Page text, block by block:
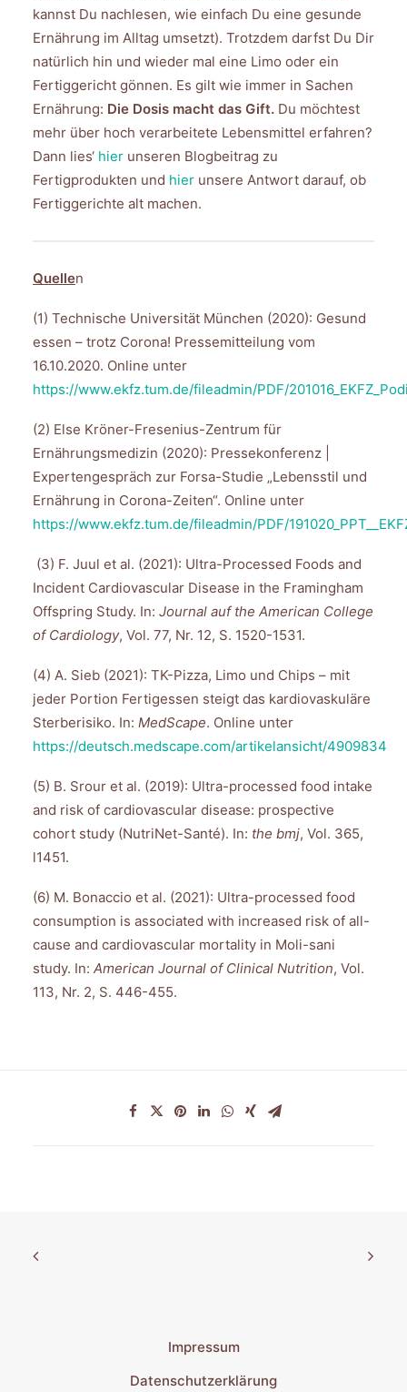
kannst Du nachlesen, wie einfach Du eine gesunde
Ernährung im Alltag umsetzt). Trotzdem darfst Du Dir
natürlich hin und wieder mal eine Limo oder ein
Fertiggericht gönnen. Es gilt wie immer in Sachen
Ernährung: Die Dosis macht das Gift. Du möchtest
mehr über hoch verarbeitete Lebensmittel erfahren?
Dann lies‘ hier unseren Blogbeitrag zu
Fertigprodukten und hier unsere Antwort darauf, ob
Fertiggerichte alt machen.
Quellen
(1) Technische Universität München (2020): Gesund
essen – trotz Corona! Pressemitteilung vom
16.10.2020. Online unter
https://www.ekfz.tum.de/fileadmin/PDF/
(2) Else Kröner-Fresenius-Zentrum für
Ernährungsmedizin (2020): Pressekonferenz |
Expertengespräch zur Forsa-Studie „Lebensstil und
Ernährung in Corona-Zeiten“. Online unter
https://www.ekfz.tum.de/fileadmin/PDF/
(3) F. Juul et al. (2021): Ultra-Processed Foods and
Incident Cardiovascular Disease in the Framingham
Offspring Study. In: Journal auf the American College
of Cardiology, Vol. 77, Nr. 12, S. 1520-1531.
(4) A. Sieb (2021): TK-Pizza, Limo und Chips – mit
jeder Portion Fertigessen steigt das kardiovaskuläre
Sterberisiko. In: MedScape. Online unter
https://deutsch.medscape.com/artikelansicht/4909834
(5) B. Srour et al. (2019): Ultra-processed food intake
and risk of cardiovascular disease: prospective
cohort study (NutriNet-Santé). In: the bmj, Vol. 365,
l1451.
(6) M. Bonaccio et al. (2021): Ultra-processed food
consumption is associated with increased risk of all-
cause and cardiovascular mortality in Moli-sani
study. In: American Journal of Clinical Nutrition, Vol.
113, Nr. 2, S. 446-455.
Impressum
Datenschutzerklärung